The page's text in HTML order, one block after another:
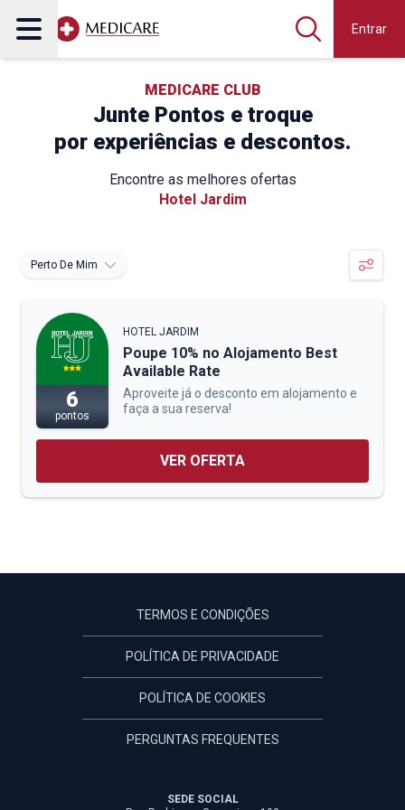
Entrar
MEDICARE CLUB
Junte Pontos e troque
por experiências e descontos.
Encontre as melhores ofertas
Hotel Jardim
Perto De Mim
6
pontos
HOTEL JARDIM
Poupe 10% no Alojamento Best
Available Rate
Aproveite já o desconto em alojamento e
faça a sua reserva!
VER OFERTA
TERMOS E CONDIÇÕES
POLÍTICA DE PRIVACIDADE
POLÍTICA DE COOKIES
PERGUNTAS FREQUENTES
SEDE SOCIAL